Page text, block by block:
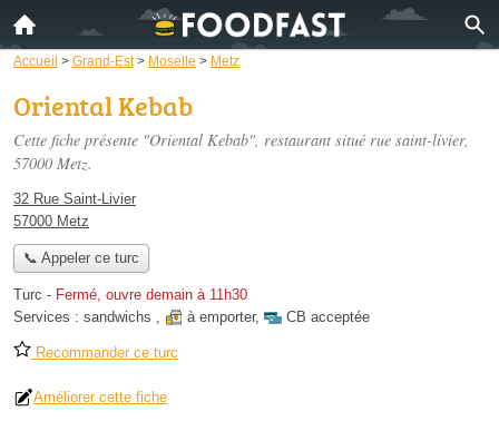
Accueil > Grand-Est > Moselle > Metz
Oriental Kebab
Cette fiche présente "Oriental Kebab", restaurant situé rue saint-livier,
57000 Metz.
32 Rue Saint-Livier
57000 Metz
📞 Appeler ce turc
Turc - Fermé, ouvre demain à 11h30
Services : sandwichs , à emporter, CB acceptée
Recommander ce turc
Améliorer cette fiche